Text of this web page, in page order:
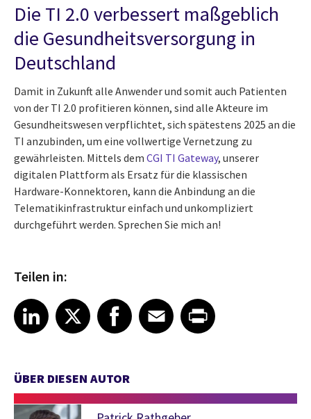
Die TI 2.0 verbessert maßgeblich
die Gesundheitsversorgung in
Deutschland
Damit in Zukunft alle Anwender und somit auch Patienten
von der TI 2.0 profitieren können, sind alle Akteure im
Gesundheitswesen verpflichtet, sich spätestens 2025 an die
TI anzubinden, um eine vollwertige Vernetzung zu
gewährleisten. Mittels dem CGI TI Gateway, unserer
digitalen Plattform als Ersatz für die klassischen
Hardware-Konnektoren, kann die Anbindung an die
Telematikinfrastruktur einfach und unkompliziert
durchgeführt werden. Sprechen Sie mich an!
Teilen in:
Share article on LinkedIn
LinkedIn
Share article on XShare article on Facebook
Facebook
Share article on Email
EmailShare article on Print
ÜBER DIESEN AUTOR